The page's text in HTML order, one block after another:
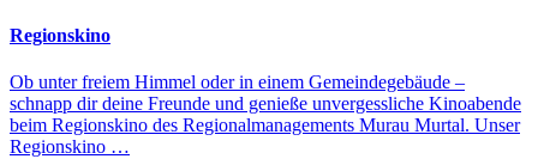
Regionskino
Ob unter freiem Himmel oder in einem Gemeindegebäude –
schnapp dir deine Freunde und genieße unvergessliche Kinoabende
beim Regionskino des Regionalmanagements Murau Murtal. Unser
Regionskino …